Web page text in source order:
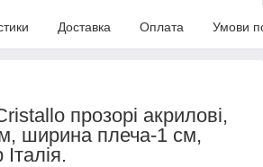
Доставка Оплата Умови
прозорі акрилові,
ширина плеча-1 см,